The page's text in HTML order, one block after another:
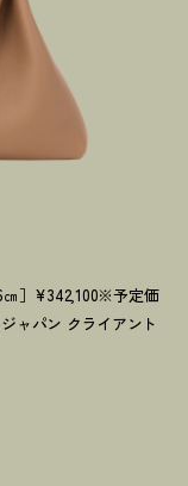
㎝］¥342,100※予定価
ャパン クライアント